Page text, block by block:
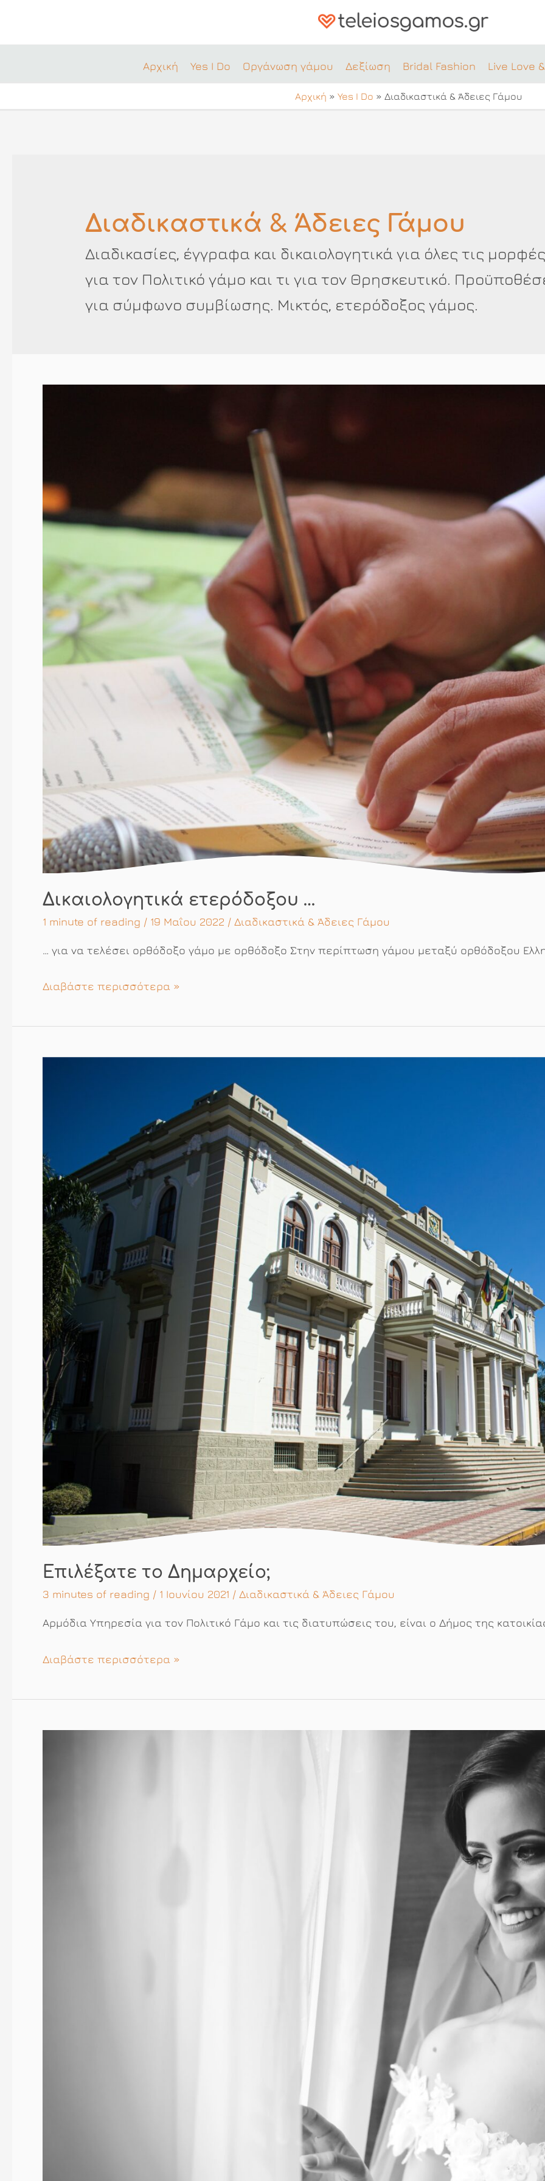
περιεχόμενο
Αρχική
Yes I Do Οργάνωση γάμου Δεξίωση Bridal Fashion Live Love
Αρχική » Yes I Do » Διαδικαστικά & Άδειες Γάμου
Διαδικαστικά & Άδειες Γάμου
Διαδικασίες, έγγραφα και δικαιολογητικά για όλες τις
για τον Πολιτικό γάμο και τι για τον Θρησκευτικό.
για σύμφωνο συμβίωσης. Μικτός, ετερόδοξος γάμος.
Δικαιολογητικά ετερόδοξου …
1 minute of reading / 19 Μαΐου 2022 / Διαδικαστικά & Άδειες Γάμου
… για να τελέσει ορθόδοξο γάμο με ορθόδοξο Στην περίπτωση γάμου μεταξύ ορθόδοξου
Δικαιολογητικά
…
Διαβάστε περισσότερα »
Επιλέξατε το Δημαρχείο;
3 minutes of reading / 1 Ιουνίου 2021 / Διαδικαστικά & Άδειες Γάμου
Αρμόδια Υπηρεσία για τον Πολιτικό Γάμο και τις διατυπώσεις του, είναι ο Δήμος της
Επιλέξατε
Δημαρχείο;
Διαβάστε περισσότερα »